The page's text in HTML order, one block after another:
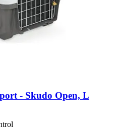
-​ Skudo Open, L